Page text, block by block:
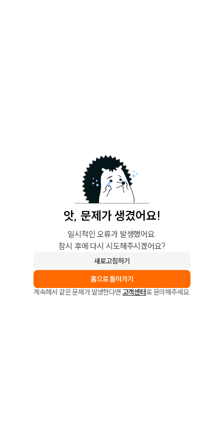
앗, 문제가 생겼어요!
일시적인 오류가 발생했어요.
잠시 후에 다시 시도해주시겠어요?
새로고침하기
홈으로 돌아가기
계속해서 같은 문제가 발생한다면 고객센터로 문의해주세요.